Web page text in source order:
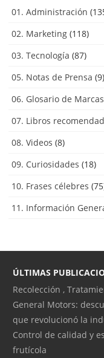
01. Administración
02. Marketing (118)
03. Tecnología (87)
05. Notas de Prensa (9)
06. Glosario de
07. Libros
08. Videos (8)
09. Curiosidades (18)
10. Frases célebres
11. Información
ÚLTIMAS
Recolección ,
General Motors:
que revolucionó la
Control de calidad y
frutícola